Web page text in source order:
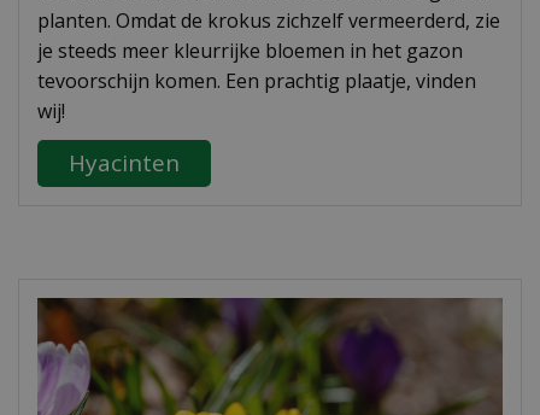
planten. Omdat de krokus zichzelf vermeerderd, zie
je steeds meer kleurrijke bloemen in het gazon
tevoorschijn komen. Een prachtig plaatje, vinden
wij!
Hyacinten